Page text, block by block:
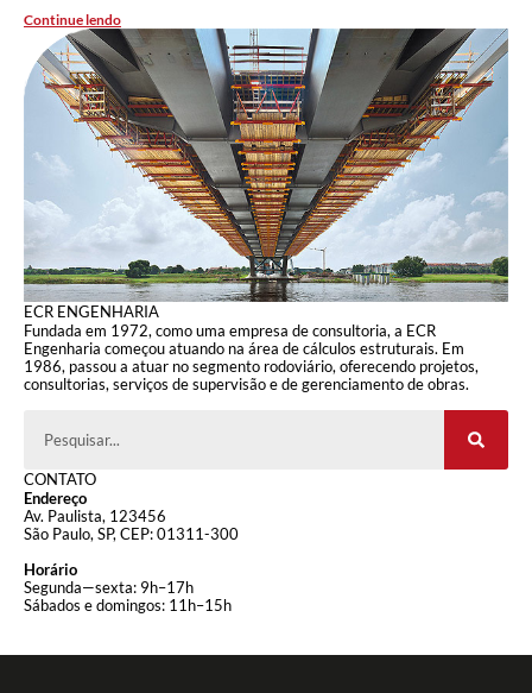
Continue lendo
ECR ENGENHARIA
Fundada em 1972, como uma empresa de consultoria, a ECR
Engenharia começou atuando na área de cálculos estruturais. Em
1986, passou a atuar no segmento rodoviário, oferecendo projetos,
consultorias, serviços de supervisão e de gerenciamento de obras.
CONTATO
Endereço
Av. Paulista, 123456
São Paulo, SP, CEP: 01311-300
Horário
Segunda—sexta: 9h–17h
Sábados e domingos: 11h–15h